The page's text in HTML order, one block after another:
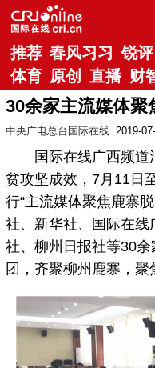
推荐 春风习习 锐评
体育 原创 直播 财
30余家主流媒体聚
中央广电总台国际在线 2019-
国际在线广西频道
贫攻坚成效，7月11日
行“主流媒体聚焦鹿寨
社、新华社、国际在
社、柳州日报社等30
团，齐聚柳州鹿寨，聚